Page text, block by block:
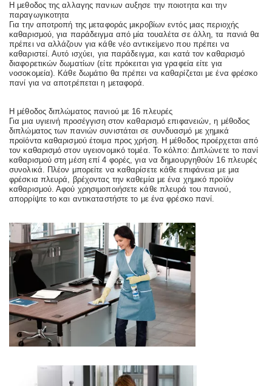
Η μεθοδος της αλλαγης πανιων αυξησε την ποιοτητα και την
παραγωγικοτητα
Για την αποτροπή της μεταφοράς μικροβίων εντός μιας περιοχής
καθαρισμού, για παράδειγμα από μία τουαλέτα σε άλλη, τα πανιά θα
πρέπει να αλλάζουν για κάθε νέο αντικείμενο που πρέπει να
καθαριστεί. Αυτό ισχύει, για παράδειγμα, και κατά τον καθαρισμό
διαφορετικών δωματίων (είτε πρόκειται για γραφεία είτε για
νοσοκομεία). Κάθε δωμάτιο θα πρέπει να καθαρίζεται με ένα φρέσκο
πανί για να αποτρέπεται η μεταφορά.
Η μέθοδος διπλώματος πανιού με 16 πλευρές
Για μια υγιεινή προσέγγιση στον καθαρισμό επιφανειών, η μέθοδος
διπλώματος των πανιών συνιστάται σε συνδυασμό με χημικά
προϊόντα καθαρισμού έτοιμα προς χρήση. Η μέθοδος προέρχεται από
τον καθαρισμό στον υγειονομικό τομέα. Το κόλπο: Διπλώνετε το πανί
καθαρισμού στη μέση επί 4 φορές, για να δημιουργηθούν 16 πλευρές
συνολικά. Πλέον μπορείτε να καθαρίσετε κάθε επιφάνεια με μια
φρέσκια πλευρά, βρέχοντας την καθεμία με ένα χημικό προϊόν
καθαρισμού. Αφού χρησιμοποιήσετε κάθε πλευρά του πανιού,
απορρίψτε το και αντικαταστήστε το με ένα φρέσκο πανί.